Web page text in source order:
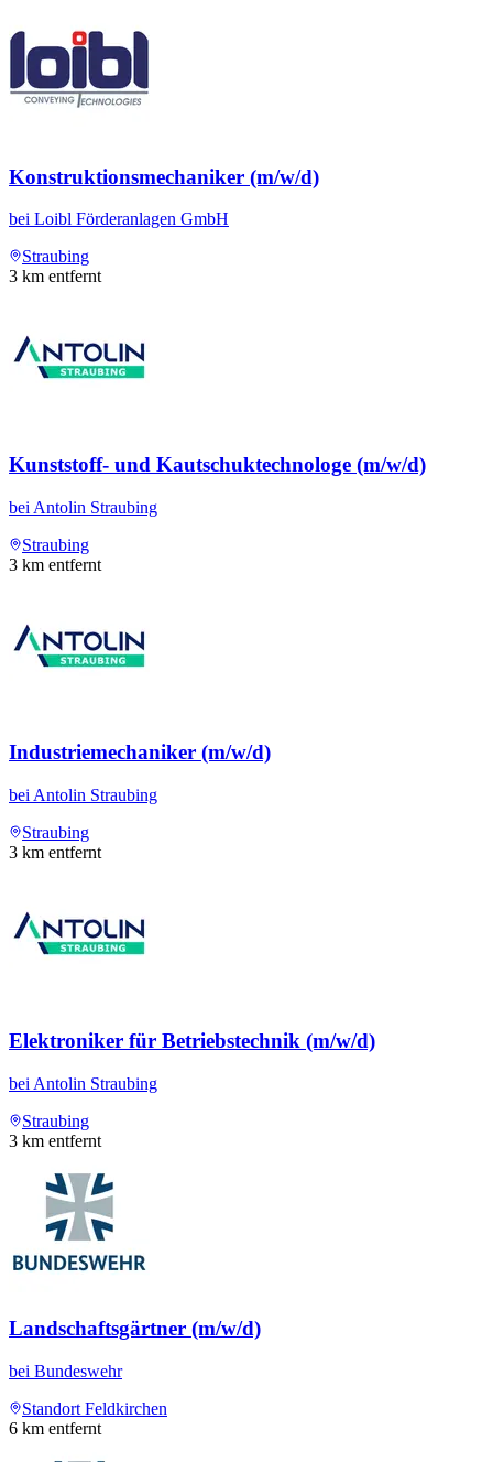
Konstruktionsmechaniker (m/w/d)
bei Loibl Förderanlagen GmbH
Straubing
3 km entfernt
Kunststoff- und Kautschuktechnologe (m/w/d)
bei Antolin Straubing
Straubing
3 km entfernt
Industriemechaniker (m/w/d)
bei Antolin Straubing
Straubing
3 km entfernt
Elektroniker für Betriebstechnik (m/w/d)
bei Antolin Straubing
Straubing
3 km entfernt
Landschaftsgärtner (m/w/d)
bei Bundeswehr
Standort Feldkirchen
6 km entfernt